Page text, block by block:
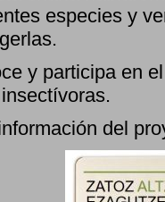
especies y
y participa en
del